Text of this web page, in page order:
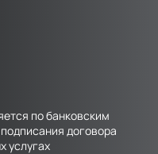
по банковским
договора
услугах